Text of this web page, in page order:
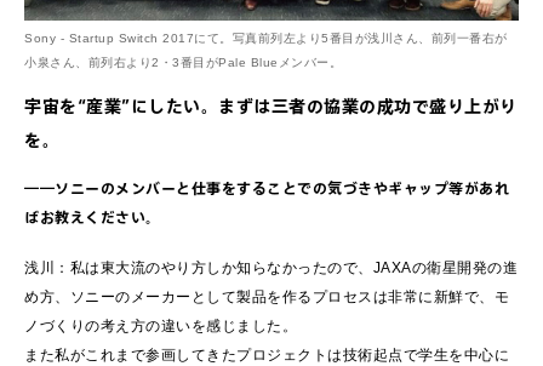
Sony - Startup Switch 2017にて。写真前列左より5番目が浅川さん、前列一番右が
小泉さん、前列右より2・3番目がPale Blueメンバー。
宇宙を“産業”にしたい。まずは三者の協業の成功で盛り上がり
を。
――ソニーのメンバーと仕事をすることでの気づきやギャップ等があれ
ばお教えください。
浅川：私は東大流のやり方しか知らなかったので、JAXAの衛星開発の進
め方、ソニーのメーカーとして製品を作るプロセスは非常に新鮮で、モ
ノづくりの考え方の違いを感じました。
また私がこれまで参画してきたプロジェクトは技術起点で学生を中心に